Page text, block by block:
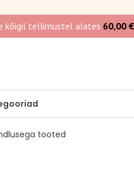
kõigil tellimustel alates 60,00 €
tooted